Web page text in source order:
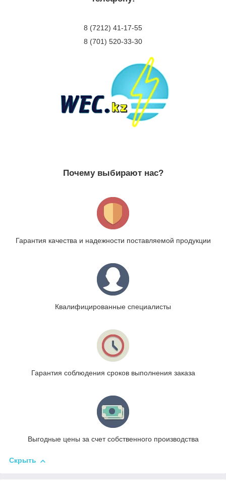
8 (7212) 41-17-55
8 (701) 520-33-30
Почему выбирают нас?
Гарантия качества и надежности поставляемой продукции
Квалифицированные специалисты
Гарантия соблюдения сроков выполнения заказа
Выгодные цены за счет собственного производства
Скрыть